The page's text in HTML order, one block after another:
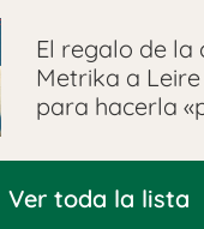
El regalo de la
Metrika a
para hacerla
Ver toda la lista